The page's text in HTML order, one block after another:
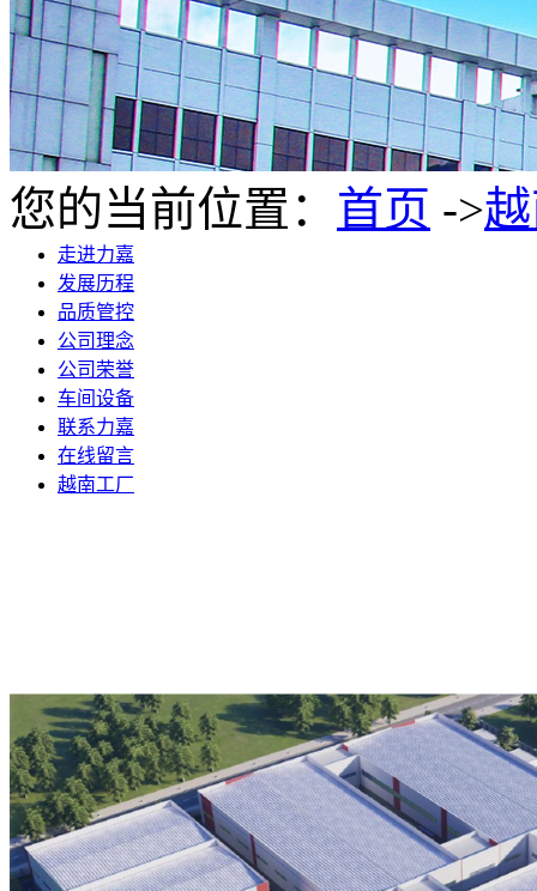
您的当前位置： 首页 ->
走进力嘉
发展历程
品质管控
公司理念
公司荣誉
车间设备
联系力嘉
在线留言
越南工厂